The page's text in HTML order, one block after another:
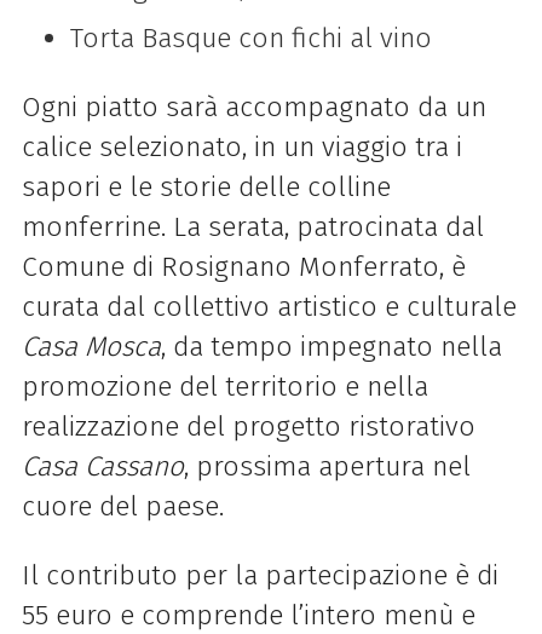
Torta Basque con fichi al vino
Ogni piatto sarà accompagnato da un
calice selezionato, in un viaggio tra i
sapori e le storie delle colline
monferrine. La serata, patrocinata dal
Comune di Rosignano Monferrato, è
curata dal collettivo artistico e culturale
Casa Mosca, da tempo impegnato nella
promozione del territorio e nella
realizzazione del progetto ristorativo
Casa Cassano, prossima apertura nel
cuore del paese.
Il contributo per la partecipazione è di
55 euro e comprende l’intero menù e